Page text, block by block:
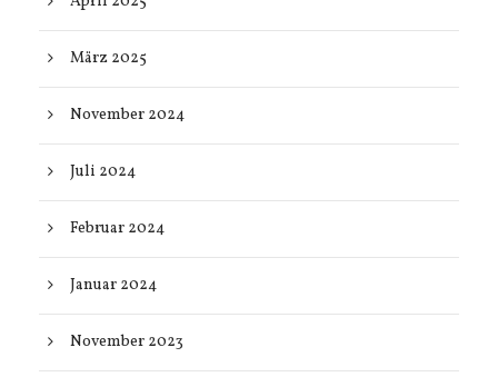
März 2025
November 2024
Juli 2024
Februar 2024
Januar 2024
November 2023